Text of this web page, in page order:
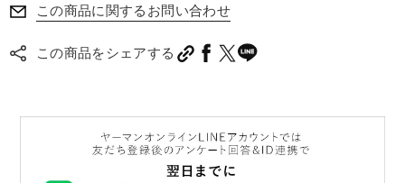
さらに部分用美容液で、気になる目もとや口もとのデイリーケアもできま
寝ている間にうるおいを与え、
この商品に関するお問い合わせ
この商品をシェアする